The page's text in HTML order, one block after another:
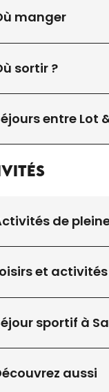
manger
sortir ?
entre Lot
de
et activités
sportif à
aussi
sont
douces,
rétablir un
de
émotions,
au sacrum,